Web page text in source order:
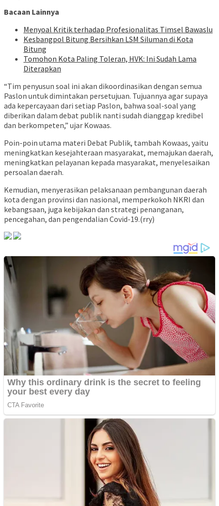
Bacaan Lainnya
Menyoal Kritik terhadap Profesionalitas Timsel Bawaslu
Kesbangpol Bitung Bersihkan LSM Siluman di Kota
Bitung
Tomohon Kota Paling Toleran, HVK: Ini Sudah Lama
Diterapkan
“Tim penyusun soal ini akan dikoordinasikan dengan semua
Paslon untuk dimintakan persetujuan. Tujuannya agar supaya
ada kepercayaan dari setiap Paslon, bahwa soal-soal yang
diberikan dalam debat publik nanti sudah dianggap kredibel
dan berkompeten,” ujar Kowaas.
Poin-poin utama materi Debat Publik, tambah Kowaas, yaitu
meningkatkan kesejahteraan masyarakat, memajukan daerah,
meningkatkan pelayanan kepada masyarakat, menyelesaikan
persoalan daerah.
Kemudian, menyerasikan pelaksanaan pembangunan daerah
kota dengan provinsi dan nasional, memperkokoh NKRI dan
kebangsaan, juga kebijakan dan strategi penanganan,
pencegahan, dan pengendalian Covid-19.(rry)